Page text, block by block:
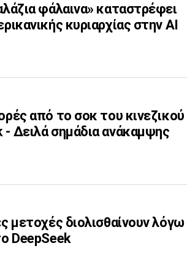
φάλαινα» καταστρέφει
κυριαρχίας στην ΑΙ
από το σοκ του κινεζικού
Δειλά σημάδια ανάκαμψης
μετοχές διολισθαίνουν λόγω
DeepSeek